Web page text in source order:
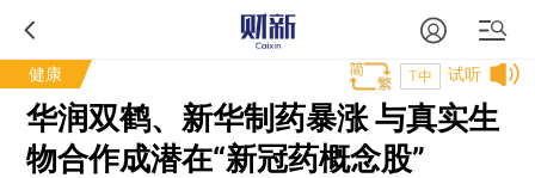
健康 试听
T中
华润双鹤、新华制药暴涨 与真实生
物合作成潜在“新冠药概念股”